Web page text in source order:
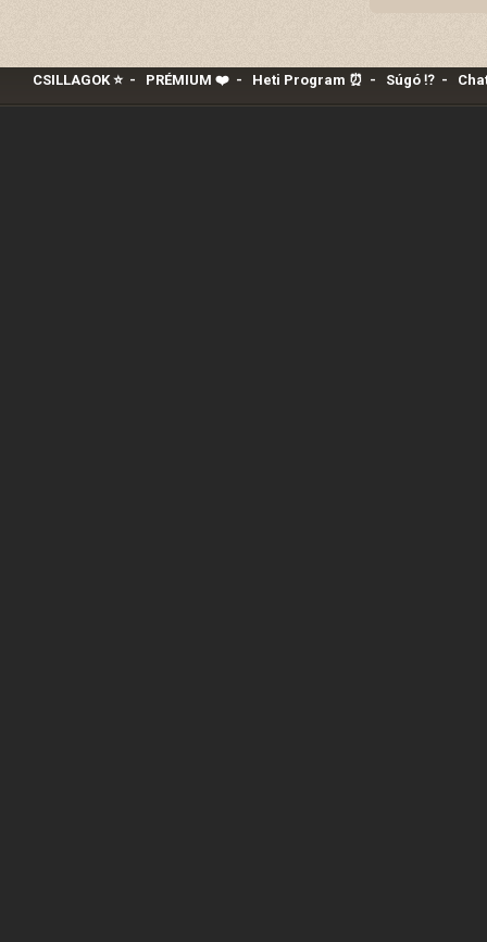
CSILLAGOK ⭐- PRÉMIUM ❤️‍- Heti Program ⏰ - Súgó ⁉️-